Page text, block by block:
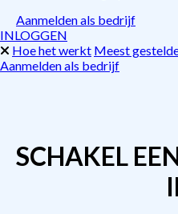
Aanmelden als bedrijf
INLOGGEN
Hoe het werkt Meest
Aanmelden als bedrijf
SCHAKEL